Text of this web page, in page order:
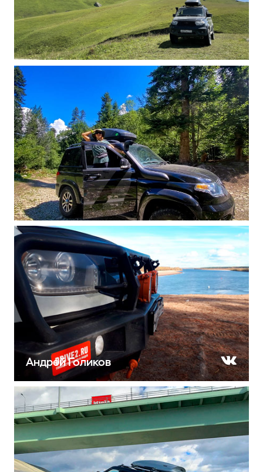
респ.Коми путешествуем с #мойуаз
Андрей Голиков
Ну и как же не подурачиться? Да никак!
Надо же разбавить осеннее настроение 🤫
🤓